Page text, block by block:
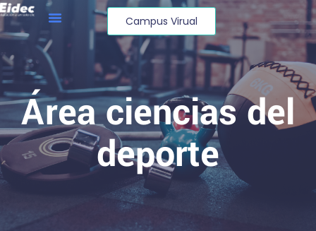
Campus Virual
Área ciencias del
deporte